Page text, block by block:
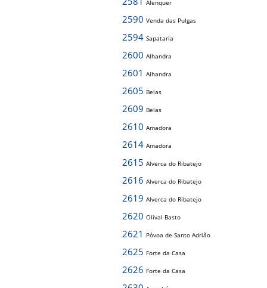
Alenquer
2590 Venda das Pulgas
2594 Sapataria
2600 Alhandra
2601 Alhandra
2605 Belas
2609 Belas
2610 Amadora
2614 Amadora
2615 Alverca do Ribatejo
2616 Alverca do Ribatejo
2619 Alverca do Ribatejo
2620 Olival Basto
2621 Póvoa de Santo Adrião
2625 Forte da Casa
2626 Forte da Casa